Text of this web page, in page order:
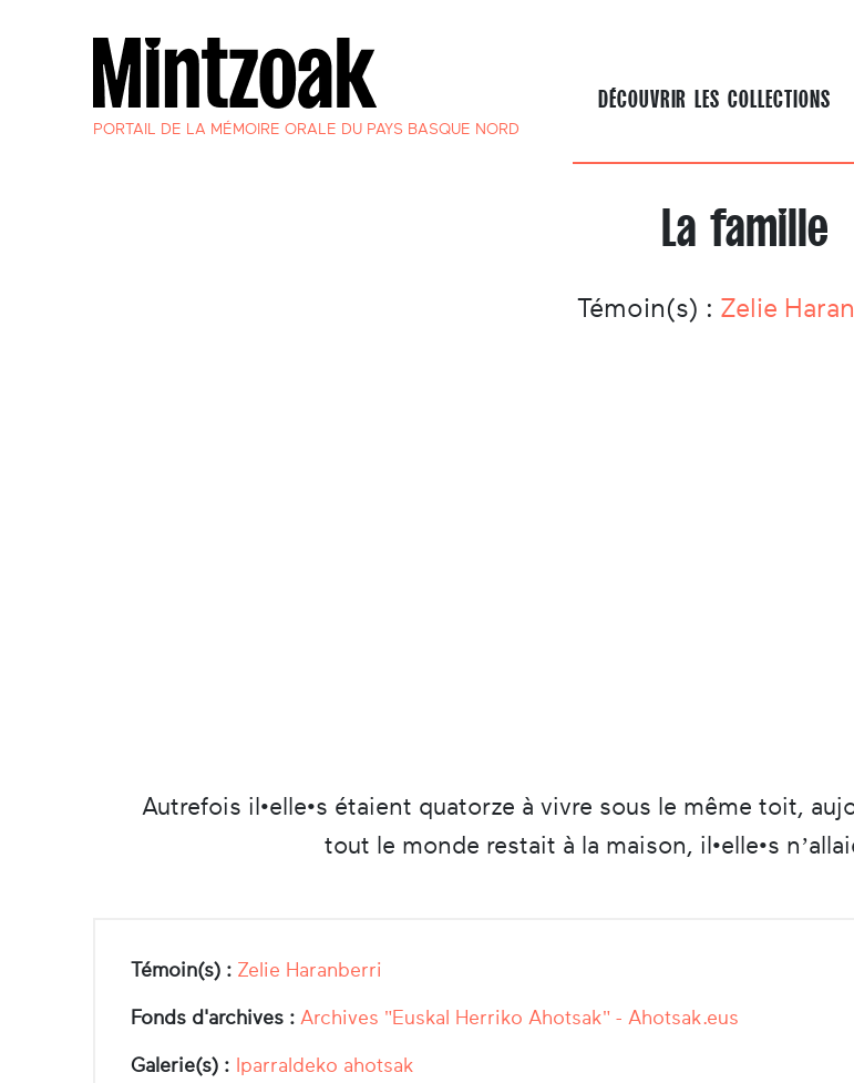
PORTAIL DE LA MÉMOIRE ORALE DU PAYS BASQUE NORD
DÉCOUVRIR LES COLLECTIONS
La famille
Témoin(s) : Zelie
Autrefois il•elle•s étaient quatorze à vivre sous le même toit,
tout le monde restait à la maison, il•elle•s
Témoin(s) : Zelie Haranberri
Fonds d'archives : Archives "Euskal Herriko Ahotsak" - Ahotsak.eus
Galerie(s) : Iparraldeko ahotsak